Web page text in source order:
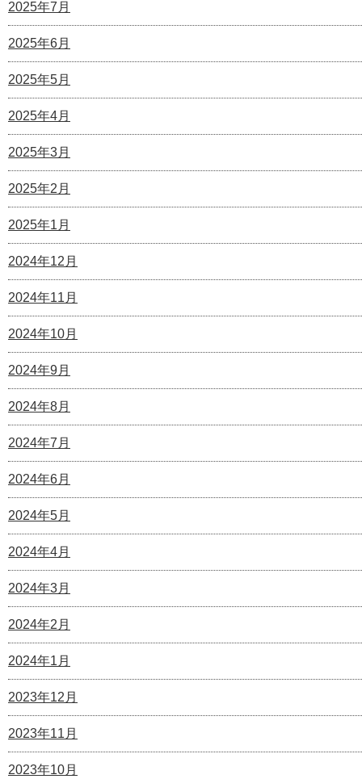
2025年7月
2025年6月
2025年5月
2025年4月
2025年3月
2025年2月
2025年1月
2024年12月
2024年11月
2024年10月
2024年9月
2024年8月
2024年7月
2024年6月
2024年5月
2024年4月
2024年3月
2024年2月
2024年1月
2023年12月
2023年11月
2023年10月